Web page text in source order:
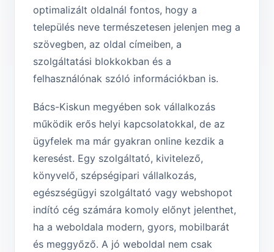
optimalizált oldalnál fontos, hogy a
település neve természetesen jelenjen meg a
szövegben, az oldal címeiben, a
szolgáltatási blokkokban és a
felhasználónak szóló információkban is.
Bács-Kiskun megyében sok vállalkozás
működik erős helyi kapcsolatokkal, de az
ügyfelek ma már gyakran online kezdik a
keresést. Egy szolgáltató, kivitelező,
könyvelő, szépségipari vállalkozás,
egészségügyi szolgáltató vagy webshopot
indító cég számára komoly előnyt jelenthet,
ha a weboldala modern, gyors, mobilbarát
és meggyőző. A jó weboldal nem csak